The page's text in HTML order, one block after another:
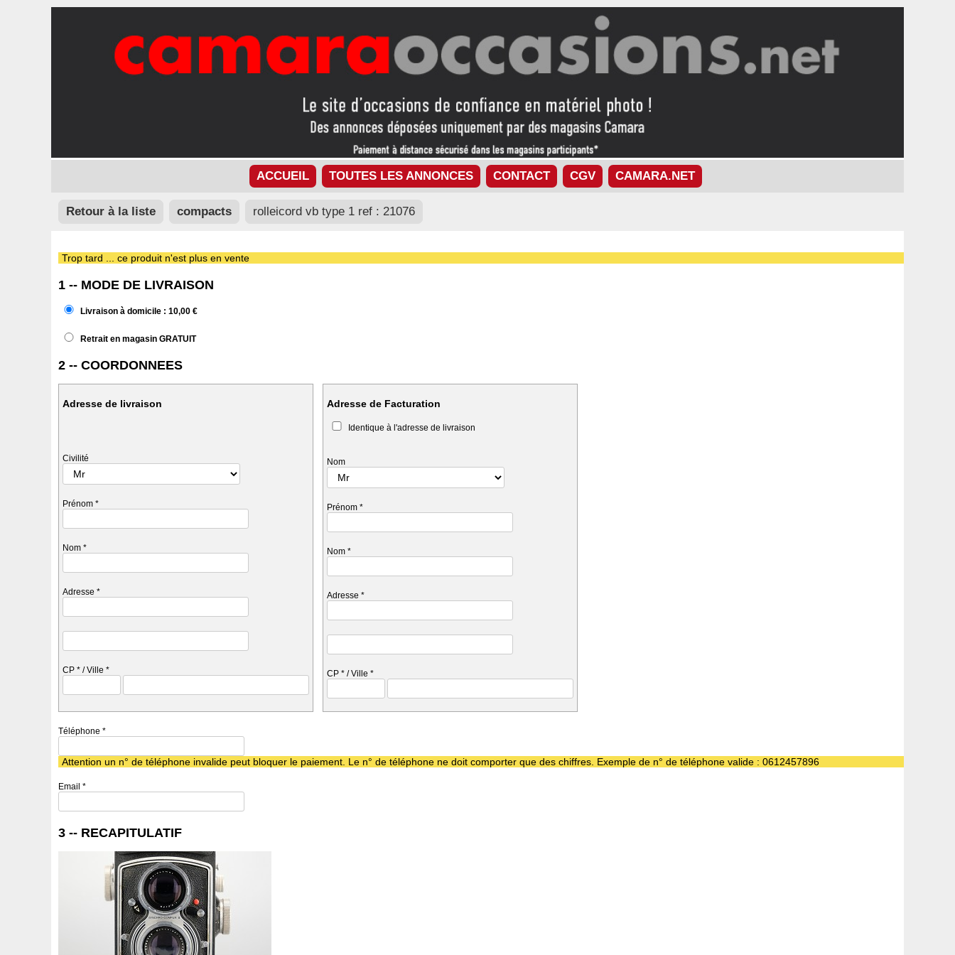
ACCUEIL TOUTES LES ANNONCES CONTACT CGV CAMARA.NET
Retour à la liste compacts rolleicord vb type 1 ref : 21076
Trop tard ... ce produit n'est plus en vente
1 -- MODE DE LIVRAISON
Livraison à domicile : 10,00 €
Retrait en magasin GRATUIT
2 -- COORDONNEES
Adresse de livraison
Civilité
Prénom *
Nom *
Adresse *
CP * / Ville *
Adresse de Facturation
Identique à l'adresse de livraison
Nom
Prénom *
Nom *
Adresse *
CP * / Ville *
Téléphone *
Attention un n° de téléphone invalide peut bloquer le paiement. Le n° de téléphone ne doit comporter que des chiffres. Exemple de n° de téléphone valide : 0612457896
Email *
3 -- RECAPITULATIF